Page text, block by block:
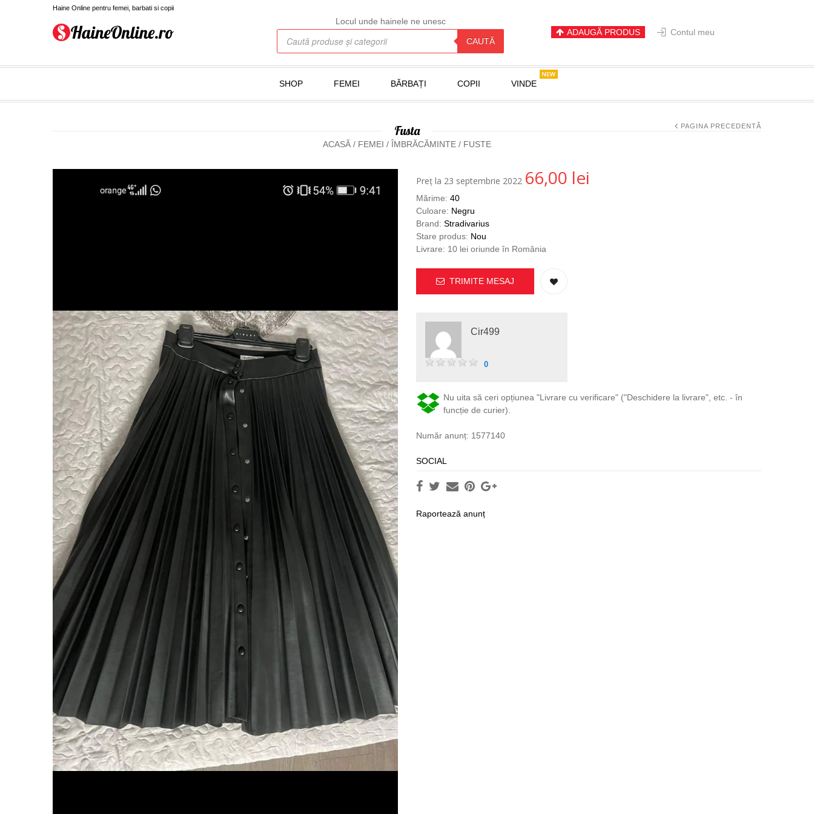
Haine Online pentru femei, barbati si copii
Locul unde hainele ne unesc
CAUTĂ
ADAUGĂ PRODUS Contul meu
SHOP FEMEI BĂRBAȚI COPII VINDE
Fusta
ACASĂ / FEMEI / ÎMBRĂCĂMINTE / FUSTE
PAGINA PRECEDENTĂ
Preț la 23 septembrie 2022 66,00 lei
Mărime: 40
Culoare: Negru
Brand: Stradivarius
Stare produs: Nou
Livrare: 10 lei oriunde în România
TRIMITE MESAJ
Cir499
0
Nu uita să ceri opțiunea "Livrare cu verificare" ("Deschidere la livrare", etc. - în
funcție de curier).
Număr anunț: 1577140
SOCIAL
Raportează anunț